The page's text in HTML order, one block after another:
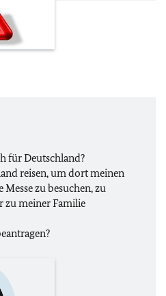
für Deutschland?
reisen, um dort meinen
zu besuchen, zu
zu meiner Familie